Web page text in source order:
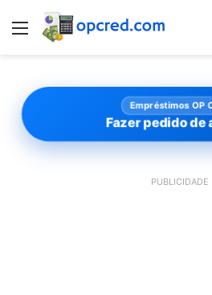
Menu
Empréstimos OP
Fazer pedido de
PUBLICIDADE